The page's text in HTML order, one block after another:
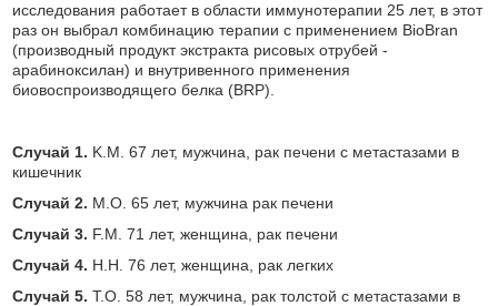
исследования работает в области иммунотерапии 25 лет, в этот
раз он выбрал комбинацию терапии с применением BioBran
(производный продукт экстракта рисовых отрубей -
арабиноксилан) и внутривенного применения
биовоспроизводящего белка (BRP).
Случай 1. K.M. 67 лет, мужчина, рак печени с метастазами в
кишечник
Случай 2. M.O. 65 лет, мужчина рак печени
Случай 3. F.M. 71 лет, женщина, рак печени
Случай 4. H.H. 76 лет, женщина, рак легких
Случай 5.T.O. 58 лет, мужчина, рак толстой с метастазами в